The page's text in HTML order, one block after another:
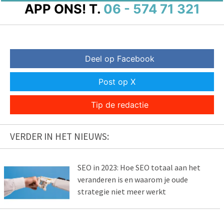
APP ONS! T. 06 - 574 71 321
Deel op Facebook
Post op X
Tip de redactie
VERDER IN HET NIEUWS:
SEO in 2023: Hoe SEO totaal aan het
veranderen is en waarom je oude
strategie niet meer werkt